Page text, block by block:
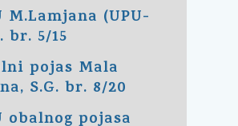
M.Lamjana (UPU-
br. 5/15
pojas Mala
S.G. br. 8/20
obalnog pojasa